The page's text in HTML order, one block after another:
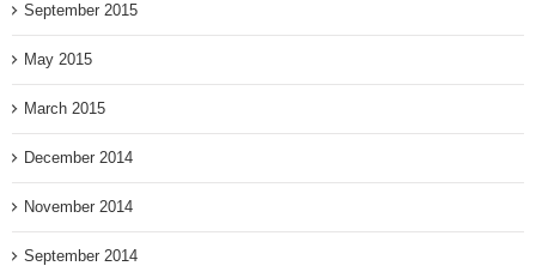
September 2015
May 2015
March 2015
December 2014
November 2014
September 2014